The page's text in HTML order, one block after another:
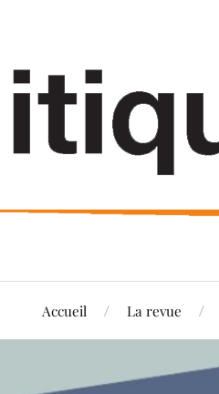
Accueil La revue